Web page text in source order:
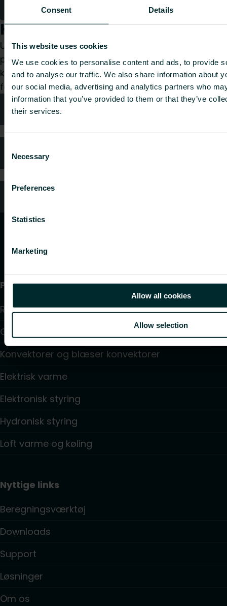
Consent Details
This website uses cookies
We use cookies to personalise content and ads, to provide
and to analyse our traffic. We also share information about
our social media, advertising and analytics partners who
information that you’ve provided to them or that they’ve
their services.
Selection
Necessary
Preferences
Statistics
Marketing
Allow all cookies
Allow selection
2 3
Hvordan kan vi hjælpe dig?
Uanset om du er specificerer, installatør, arkitekt,
planlægger, grossist eller slutbruger, så vælg en
kategori, og vi vil med glæde tage os af din
forespørgsel.
Teknisk rådgivning
Ofte stillede spørgsmål
Produkter
Radiator
Gulv varme og køling
Konvektorer og blæser konvektorer
Elektrisk varme
Elektronisk styring
Hydronisk styring
Loft varme og køling
Nyttige links
Beregningsværktøj
Downloads
Support
Løsninger
Om os